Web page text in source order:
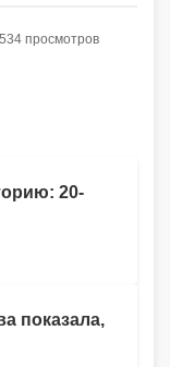
просмотров
20-
показала,